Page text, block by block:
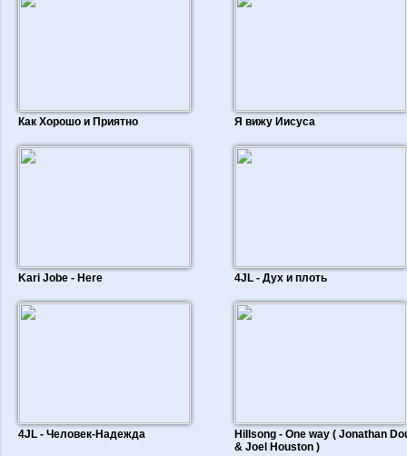
Как Хорошо и Приятно Я вижу Иисуса
Kari Jobe - Here 4JL - Дух и плоть
4JL - Человек-Надежда
Hillsong - One way ( Jonathan
& Joel Houston )